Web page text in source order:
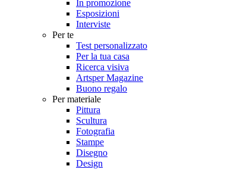
In promozione
Esposizioni
Interviste
Per te
Test personalizzato
Per la tua casa
Ricerca visiva
Artsper Magazine
Buono regalo
Per materiale
Pittura
Scultura
Fotografia
Stampe
Disegno
Design